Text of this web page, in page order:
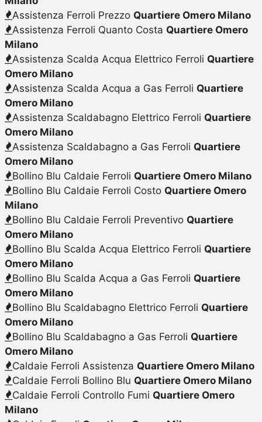
Assistenza Ferroli Prezzo Quartiere Omero Milano
Assistenza Ferroli Quanto Costa Quartiere Omero
Milano
Assistenza Scalda Acqua Elettrico Ferroli Quartiere
Omero Milano
Assistenza Scalda Acqua a Gas Ferroli Quartiere
Omero Milano
Assistenza Scaldabagno Elettrico Ferroli Quartiere
Omero Milano
Assistenza Scaldabagno a Gas Ferroli Quartiere
Omero Milano
Bollino Blu Caldaie Ferroli Quartiere Omero Milano
Bollino Blu Caldaie Ferroli Costo Quartiere Omero
Milano
Bollino Blu Caldaie Ferroli Preventivo Quartiere
Omero Milano
Bollino Blu Scalda Acqua Elettrico Ferroli Quartiere
Omero Milano
Bollino Blu Scalda Acqua a Gas Ferroli Quartiere
Omero Milano
Bollino Blu Scaldabagno Elettrico Ferroli Quartiere
Omero Milano
Bollino Blu Scaldabagno a Gas Ferroli Quartiere
Omero Milano
Caldaie Ferroli Assistenza Quartiere Omero Milano
Caldaie Ferroli Bollino Blu Quartiere Omero Milano
Caldaie Ferroli Controllo Fumi Quartiere Omero
Milano